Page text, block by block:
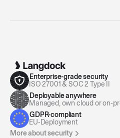
Enterprise-grade security
ISO 27001 & SOC 2 Type II
Deployable anywhere
Managed, own cloud or on-
GDPR-compliant
EU-Deployment
More about security